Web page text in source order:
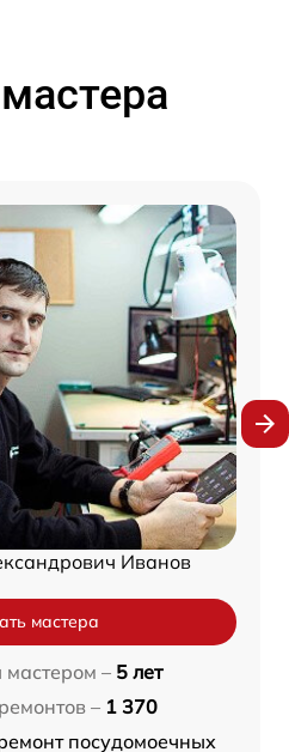
Иванов
мастера
– 5 лет
– 1 370
посудомоечных